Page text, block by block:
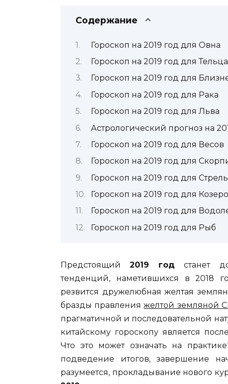
Содержание
Гороскоп на 2019 год для Овна
Гороскоп на 2019 год для Тельца
Гороскоп на 2019 год для
Гороскоп на 2019 год для Рака
Гороскоп на 2019 год для Льва
Астрологический прогноз на
Гороскоп на 2019 год для Весов
Гороскоп на 2019 год для
Гороскоп на 2019 год для
Гороскоп на 2019 год для
Гороскоп на 2019 год для
Гороскоп на 2019 год для Рыб
Предстоящий2019 год станет
тенденций, наметившихся в 2018
резвится дружелюбная желтая
бразды правленияжелтой земляной
прагматичной и последовательной
китайскому гороскопу является
Что это может означать на
подведение итогов, завершение
разумеется, прокладывание нового